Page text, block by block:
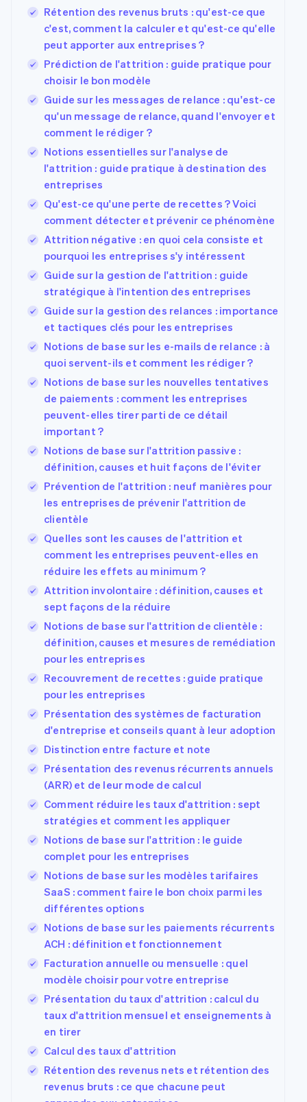
Rétention des revenus bruts : qu'est-ce que
c'est, comment la calculer et qu'est-ce qu'elle
peut apporter aux entreprises ?
Prédiction de l'attrition : guide pratique pour
choisir le bon modèle
Guide sur les messages de relance : qu'est-ce
qu'un message de relance, quand l'envoyer et
comment le rédiger ?
Notions essentielles sur l'analyse de
l'attrition : guide pratique à destination des
entreprises
Qu'est-ce qu'une perte de recettes ? Voici
comment détecter et prévenir ce phénomène
Attrition négative : en quoi cela consiste et
pourquoi les entreprises s'y intéressent
Guide sur la gestion de l'attrition : guide
stratégique à l'intention des entreprises
Guide sur la gestion des relances : importance
et tactiques clés pour les entreprises
Notions de base sur les e-mails de relance : à
quoi servent-ils et comment les rédiger ?
Notions de base sur les nouvelles tentatives
de paiements : comment les entreprises
peuvent-elles tirer parti de ce détail
important ?
Notions de base sur l'attrition passive :
définition, causes et huit façons de l'éviter
Prévention de l'attrition : neuf manières pour
les entreprises de prévenir l'attrition de
clientèle
Quelles sont les causes de l'attrition et
comment les entreprises peuvent-elles en
réduire les effets au minimum ?
Attrition involontaire : définition, causes et
sept façons de la réduire
Notions de base sur l'attrition de clientèle :
définition, causes et mesures de remédiation
pour les entreprises
Recouvrement de recettes : guide pratique
pour les entreprises
Présentation des systèmes de facturation
d'entreprise et conseils quant à leur adoption
Distinction entre facture et note
Présentation des revenus récurrents annuels
(ARR) et de leur mode de calcul
Comment réduire les taux d'attrition : sept
stratégies et comment les appliquer
Notions de base sur l'attrition : le guide
complet pour les entreprises
Notions de base sur les modèles tarifaires
SaaS : comment faire le bon choix parmi les
différentes options
Notions de base sur les paiements récurrents
ACH : définition et fonctionnement
Facturation annuelle ou mensuelle : quel
modèle choisir pour votre entreprise
Présentation du taux d'attrition : calcul du
taux d'attrition mensuel et enseignements à
en tirer
Calcul des taux d'attrition
Rétention des revenus nets et rétention des
revenus bruts : ce que chacune peut